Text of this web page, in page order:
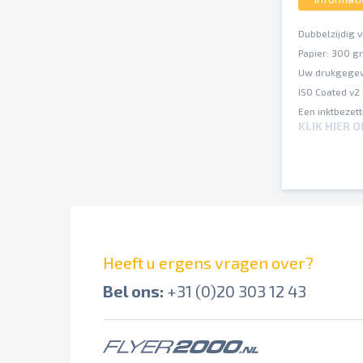
Dubbelzijdig
Papier: 300
Uw
ISO Coated
Een
Op
Bij perforatie
Kies je voor
van je tickets
KLIK HIER
Heeft u ergens vragen over?
Bel ons: +31 (0)20 303 12 43